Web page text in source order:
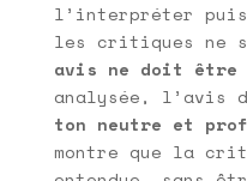
l’interpréter
les critiques ne
avis ne doit être
analysée, l’avis
ton neutre et
montre que la